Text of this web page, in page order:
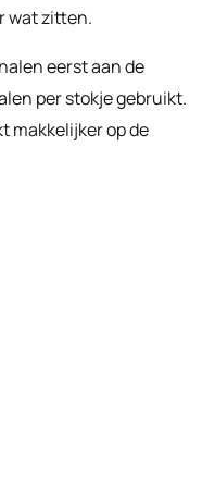
wat zitten.
eerst aan de
per stokje gebruikt.
makkelijker op de